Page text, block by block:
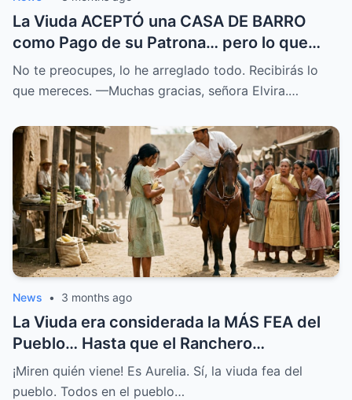
La Viuda ACEPTÓ una CASA DE BARRO
como Pago de su Patrona… pero lo que
ENCONTRÓ lo CAMBIO TODO
No te preocupes, lo he arreglado todo. Recibirás lo
que mereces. —Muchas gracias, señora Elvira.…
News • 3 months ago
La Viuda era considerada la MÁS FEA del
Pueblo… Hasta que el Ranchero
MILLONARIO le Habló
¡Miren quién viene! Es Aurelia. Sí, la viuda fea del
pueblo. Todos en el pueblo…